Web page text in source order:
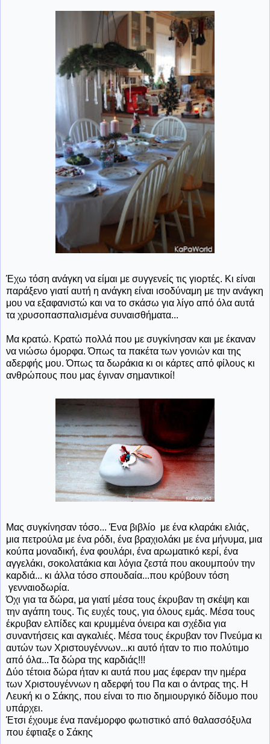
Έχω τόση ανάγκη να είμαι με συγγενείς τις γιορτές. Κι είναι
παράξενο γιατί αυτή η ανάγκη είναι ισοδύναμη με την ανάγκη
μου να εξαφανιστώ και να το σκάσω για λίγο από όλα αυτά
τα χρυσοπασπαλισμένα συναισθήματα...
Μα κρατώ. Κρατώ πολλά που με συγκίνησαν και με έκαναν
να νιώσω όμορφα. Όπως τα πακέτα των γονιών και της
αδερφής μου. Όπως τα δωράκια κι οι κάρτες από φίλους κι
ανθρώπους που μας έγιναν σημαντικοί!
Μας συγκίνησαν τόσο... Ένα βιβλίο με ένα κλαράκι ελιάς,
μια πετρούλα με ένα ρόδι, ένα βραχιολάκι με ένα μήνυμα, μια
κούπα μοναδική, ένα φουλάρι, ένα αρωματικό κερί, ένα
αγγελάκι, σοκολατάκια και λόγια ζεστά που ακουμπούν την
καρδιά... κι άλλα τόσο σπουδαία...που κρύβουν τόση
γενναιοδωρία.
Όχι για τα δώρα, μα γιατί μέσα τους έκρυβαν τη σκέψη και
την αγάπη τους. Τις ευχές τους, για όλους εμάς. Μέσα τους
έκρυβαν ελπίδες και κρυμμένα όνειρα και σχέδια για
συναντήσεις και αγκαλιές. Μέσα τους έκρυβαν τον Πνεύμα κι
αυτών των Χριστουγέννων...κι αυτό ήταν το πιο πολύτιμο
από όλα...Τα δώρα της καρδιάς!!!
Δύο τέτοια δώρα ήταν κι αυτά που μας έφεραν την ημέρα
των Χριστουγέννων η αδερφή του Πα και ο άντρας της. Η
Λευκή κι ο Σάκης, που είναι το πιο δημιουργικό δίδυμο που
υπάρχει.
Έτσι έχουμε ένα πανέμορφο φωτιστικό από θαλασσόξυλα
που έφτιαξε ο Σάκης